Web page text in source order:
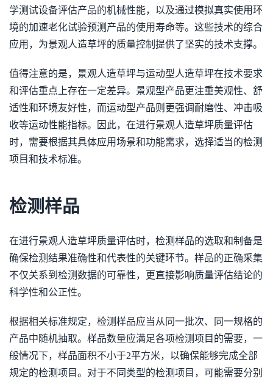
学测试设备评估产品的机械性能，以及通过模拟真实使用环
境的加速老化试验预测产品的使用寿命等。这些技术的综合
应用，为景观人造草坪的质量控制提供了坚实的技术支撑。
值得注意的是，景观人造草坪与运动型人造草坪在技术要求
和评估重点上存在一定差异。景观型产品更注重美观性、舒
适性和环境友好性，而运动型产品则更强调耐磨性、冲击吸
收等运动性能指标。因此，在进行景观人造草坪质量评估
时，需要根据其具体应用场景和功能需求，选择适当的检测
项目和技术标准。
检测样品
在进行景观人造草坪质量评估时，检测样品的选取和制备是
确保检测结果准确性和代表性的关键环节。样品的正确采集
不仅关系到检测数据的可靠性，更直接影响质量评估结论的
科学性和公正性。
根据相关标准规定，检测样品应当从同一批次、同一规格的
产品中随机抽取。样品数量应满足各项检测项目的需要，一
般情况下，样品面积不小于2平方米，以确保能够完成全部
规定的检测项目。对于不同类型的检测项目，可能需要分别